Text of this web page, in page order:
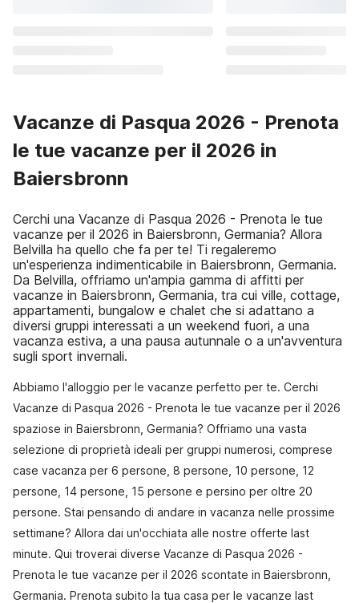
Vacanze di Pasqua 2026 - Prenota
le tue vacanze per il 2026 in
Baiersbronn
Cerchi una Vacanze di Pasqua 2026 - Prenota le tue
vacanze per il 2026 in Baiersbronn, Germania? Allora
Belvilla ha quello che fa per te! Ti regaleremo
un'esperienza indimenticabile in Baiersbronn, Germania.
Da Belvilla, offriamo un'ampia gamma di affitti per
vacanze in Baiersbronn, Germania, tra cui ville, cottage,
appartamenti, bungalow e chalet che si adattano a
diversi gruppi interessati a un weekend fuori, a una
vacanza estiva, a una pausa autunnale o a un'avventura
sugli sport invernali.
Abbiamo l'alloggio per le vacanze perfetto per te. Cerchi
Vacanze di Pasqua 2026 - Prenota le tue vacanze per il 2026
spaziose in Baiersbronn, Germania? Offriamo una vasta
selezione di proprietà ideali per gruppi numerosi, comprese
case vacanza per 6 persone, 8 persone, 10 persone, 12
persone, 14 persone, 15 persone e persino per oltre 20
persone. Stai pensando di andare in vacanza nelle prossime
settimane? Allora dai un'occhiata alle nostre offerte last
minute. Qui troverai diverse Vacanze di Pasqua 2026 -
Prenota le tue vacanze per il 2026 scontate in Baiersbronn,
Germania. Prenota subito la tua casa per le vacanze last